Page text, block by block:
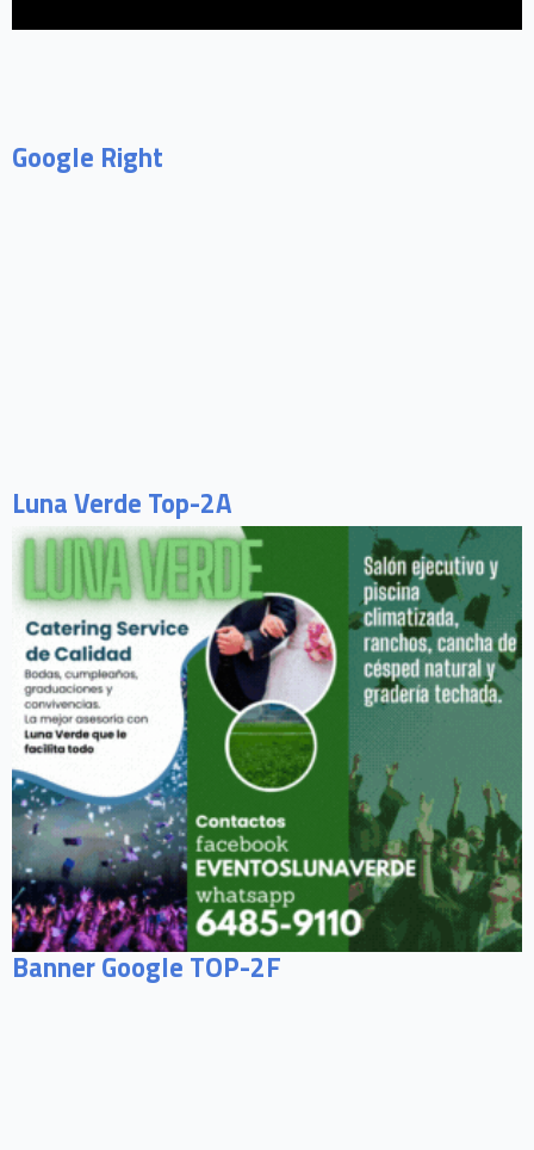
Google Right
Luna Verde Top-2A
Banner Google TOP-2F